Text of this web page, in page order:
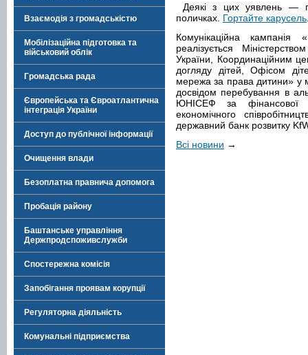
Взаємодія з громадськістю
Мобілізаційна підготовка та
військовий облік
Громадська рада
Європейська та Євроатлантична
інтеграція України
Доступ до публічної інформації
Очищення влади
Безоплатна правнича допомога
Пробація району
Баштанське управління
Держпродспоживслужби
Спостережна комісія
Запобігання проявам корупції
Регуляторна діяльність
Комунальні підприємства
Деякі з цих уявлень —
поличках. Гортайте карусель
Комунікаційна
реалізується
України, Координаційним
догляду дітей, Офісом
мережа за права дитини» у
досвідом перебування в
ЮНІСЕФ за фінансової
економічного
державний банк розвитку
Всі новини →